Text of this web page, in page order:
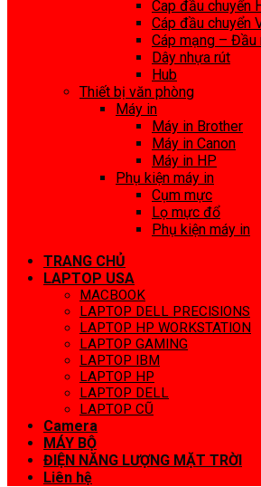
Cap đầu chuyển
Cáp đầu chuyển
Cáp mạng – Đầu
Dây nhựa rút
Hub
Thiết bị văn phòng
Máy in
Máy in Brother
Máy in Canon
Máy in HP
Phụ kiện máy in
Cụm mực
Lọ mực đổ
Phụ kiện máy in
TRANG CHỦ
LAPTOP USA
MACBOOK
LAPTOP DELL PRECISIONS
LAPTOP HP WORKSTATION
LAPTOP GAMING
LAPTOP IBM
LAPTOP HP
LAPTOP DELL
LAPTOP CŨ
Camera
MÁY BỘ
ĐIỆN NĂNG LƯỢNG MẶT TRỜI
Liên hệ